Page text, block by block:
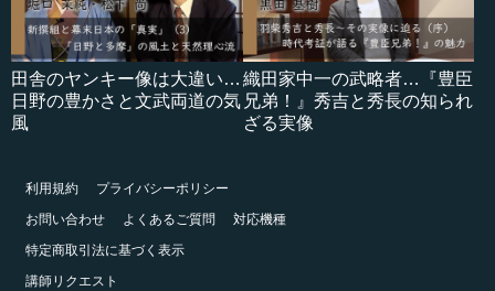
田舎のヤンキー像は大違い…
日野の豊かさと文武両道の気
風
織田家中一の武略者…『豊臣
兄弟！』秀吉と秀長の知られ
ざる実像
利用規約
プライバシーポリシー
お問い合わせ
よくあるご質問
対応機種
特定商取引法に基づく表示
講師リクエスト